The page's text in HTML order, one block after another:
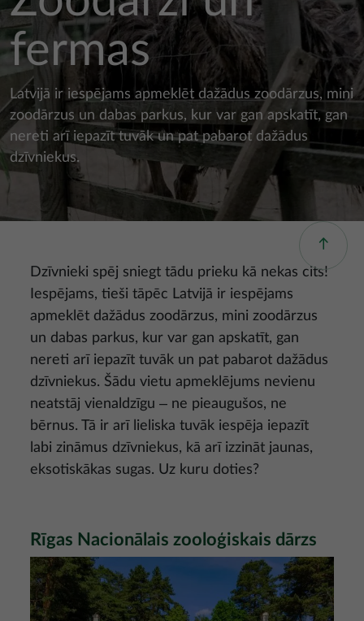
fermas
Latvijā ir iespējams apmeklēt dažādus zoodārzus, mini
zoodārzus un dabas parkus, kur var gan apskatīt, gan
nereti arī iepazīt tuvāk un pat pabarot dažādus
dzīvniekus.
Dzīvnieki spēj sniegt tādu prieku kā nekas cits!
Iespējams, tieši tāpēc Latvijā ir iespējams
apmeklēt dažādus zoodārzus, mini zoodārzus
un dabas parkus, kur var gan apskatīt, gan
nereti arī iepazīt tuvāk un pat pabarot dažādus
dzīvniekus. Šādu vietu apmeklējums nevienu
neatstāj vienaldzīgu ‒ ne pieaugušos, ne
bērnus. Tā ir arī lieliska tuvāk iespēja iepazīt
labi zināmus dzīvniekus, kā arī izzināt jaunas,
eksotiskākas sugas. Uz kuru doties?
Rīgas Nacionālais zooloģiskais dārzs
Attēls